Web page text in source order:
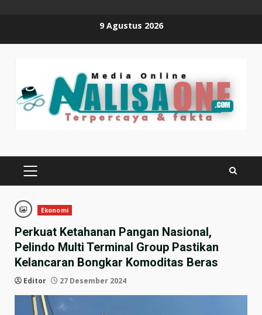
9 Agustus 2026
PRIMARY
Ekonomi
Perkuat Ketahanan Pangan Nasional,
Pelindo Multi Terminal Group Pastikan
Kelancaran Bongkar Komoditas Beras
Editor 27 Desember 2024